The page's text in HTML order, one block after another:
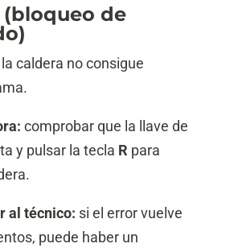
(bloqueo de
la caldera no consigue
comprobar que la llave de
y pulsar la tecla R para
al técnico: si el error vuelve
puede haber un